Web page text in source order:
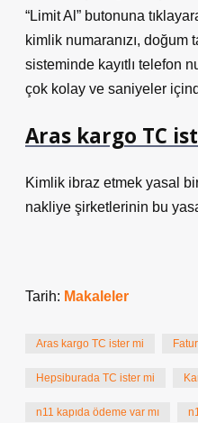
“Limit Al” butonuna
kimlik numaranızı, doğum
sisteminde kayıtlı telefon
çok kolay ve saniyeler
Aras kargo TC
Kimlik ibraz etmek yasal
nakliye şirketlerinin bu
Tarih: Makaleler
Aras kargo TC ister mi
Hepsiburada TC ister mi
n11 kapıda ödeme var mı